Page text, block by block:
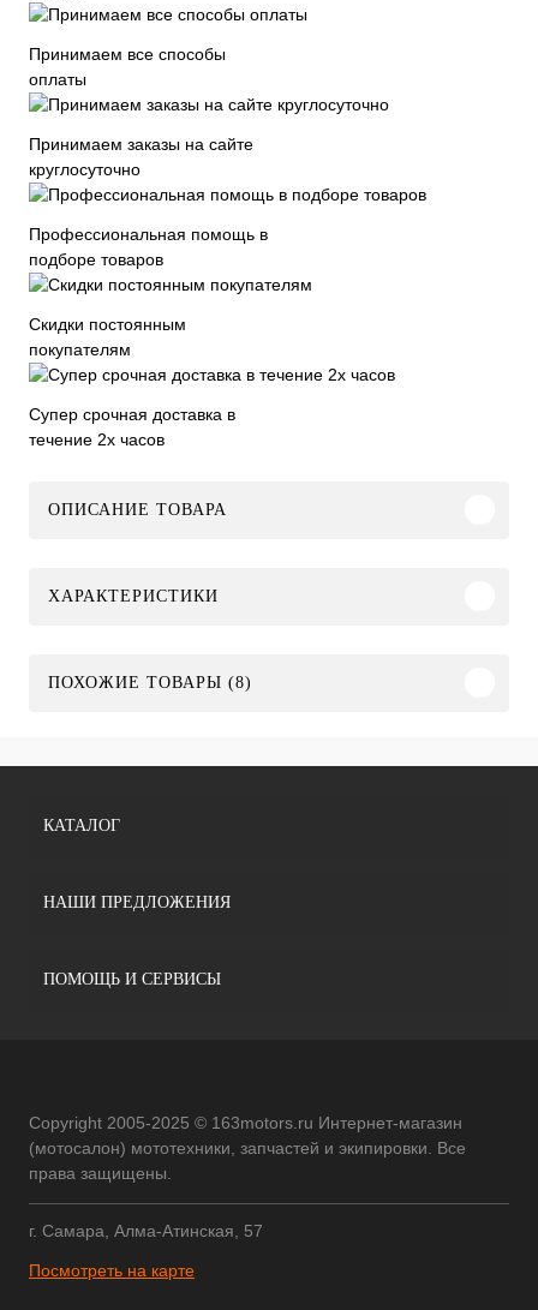
Принимаем все способы
оплаты
Принимаем заказы на сайте
круглосуточно
Профессиональная помощь в
подборе товаров
Скидки постоянным
покупателям
Супер срочная доставка в
течение 2х часов
ОПИСАНИЕ ТОВАРА
ХАРАКТЕРИСТИКИ
ПОХОЖИЕ ТОВАРЫ (8)
КАТАЛОГ
НАШИ ПРЕДЛОЖЕНИЯ
ПОМОЩЬ И СЕРВИСЫ
Copyright 2005-2025 © 163motors.ru Интернет-магазин
(мотосалон) мототехники, запчастей и экипировки. Все
права защищены.
г. Самара, Алма-Атинская, 57
Посмотреть на карте